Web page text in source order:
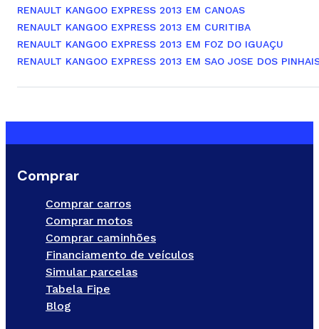
RENAULT KANGOO EXPRESS 2013 EM CANOAS
RENAULT KANGOO EXPRESS 2013 EM CURITIBA
RENAULT KANGOO EXPRESS 2013 EM FOZ DO IGUAÇU
RENAULT KANGOO EXPRESS 2013 EM SAO JOSE DOS
Comprar
Comprar carros
Comprar motos
Comprar caminhões
Financiamento de veículos
Simular parcelas
Tabela Fipe
Blog